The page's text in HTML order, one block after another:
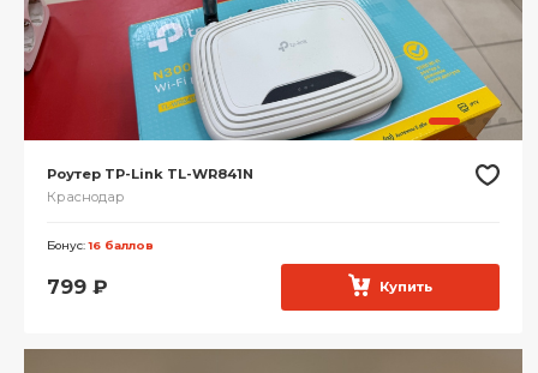
Роутер TP-Link TL-WR841N
Краснодар
Бонус:16 баллов
799 ₽ Купить